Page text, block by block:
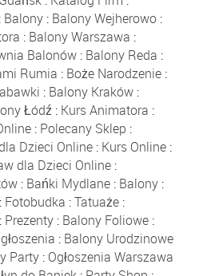
: Balony: Balony Wejherowo:
: Balony Warszawa :
Balonów : Balony Reda :
Rumia : Boże Narodzenie:
: Balony Kraków :
Łódź : Kurs Animatora :
: Polecany Sklep :
Dzieci Online: Kurs Online:
dla Dzieci Online :
: Bańki Mydlane : Balony :
Fotobudka :Tatuaże:
: Prezenty : Balony Foliowe :
: Balony Urodzinowe
Party : Ogłoszenia Warszawa